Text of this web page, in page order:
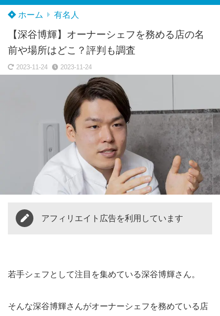
ホーム 有名人
【深谷博輝】オーナーシェフを務める店の名
前や場所はどこ？評判も調査
2023-11-24 2023-11-24
アフィリエイト広告を利用しています
若手シェフとして注目を集めている深谷博輝さん。
そんな深谷博輝さんがオーナーシェフを務めている店